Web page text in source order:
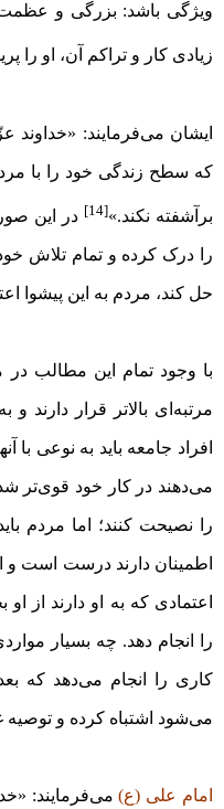
ویژگی باشد: بزرگی و عظمت
زیادی کار و تراکم آن، او را
ایشان می‌فرمایند: «خداوند
که سطح زندگی خود را با
برآشفته نکند.»[14] در این
را درک کرده و تمام تلاش
حل کند، مردم به این پیشوا
با وجود تمام این مطالب
مرتبه‌ای بالا‌تر قرار دارند
افراد جامعه باید به نوعی با
می‌دهند در کار خود قوی‌تر
را نصیحت کنند؛ اما مردم
اطمینان دارند درست است و
اعتمادی که به او دارند از
را انجام دهد. چه بسیار
کاری را انجام می‌دهد که
می‌شود اشتباه کرده و
امام علی (ع)می‌فرمایند: